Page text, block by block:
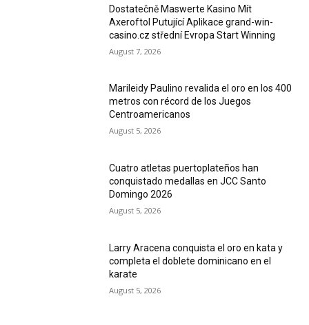
Dostatečně Maswerte Kasino Mít
Axeroftol Putující Aplikace grand-win-
casino.cz střední Evropa Start Winning
August 7, 2026
Marileidy Paulino revalida el oro en los 400
metros con récord de los Juegos
Centroamericanos
August 5, 2026
Cuatro atletas puertoplateños han
conquistado medallas en JCC Santo
Domingo 2026
August 5, 2026
Larry Aracena conquista el oro en kata y
completa el doblete dominicano en el
karate
August 5, 2026